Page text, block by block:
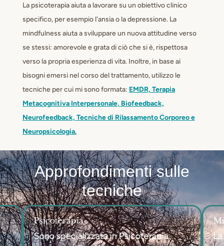
La psicoterapia aiuta a lavorare su un obiettivo clinico
specifico, per esempio l'ansia o la depressione. La
mindfulness aiuta a sviluppare un nuova attitudine verso
se stessi: amorevole e grata di ciò che si è, rispettosa
verso la propria esperienza di vita. Inoltre, in base ai
bisogni emersi nel corso del trattamento, utilizzo le
tecniche per cui mi sono formata: EMDR, Terapia
Metacognitiva Interpersonale, Biofeedback,
Neurofeedback, Tecniche di Rilassamento Corporeo e
Neuropsicologia.
Approfondimenti sulle
tecniche
Psicoterapia
Sono specializzata in Psicoterapia